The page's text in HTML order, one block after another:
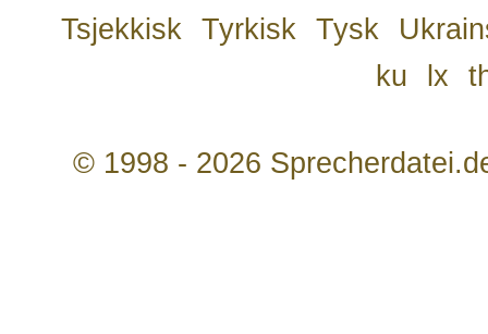
Tsjekkisk
Tyrkisk Tysk
ku
lx
© 1998 - 2026